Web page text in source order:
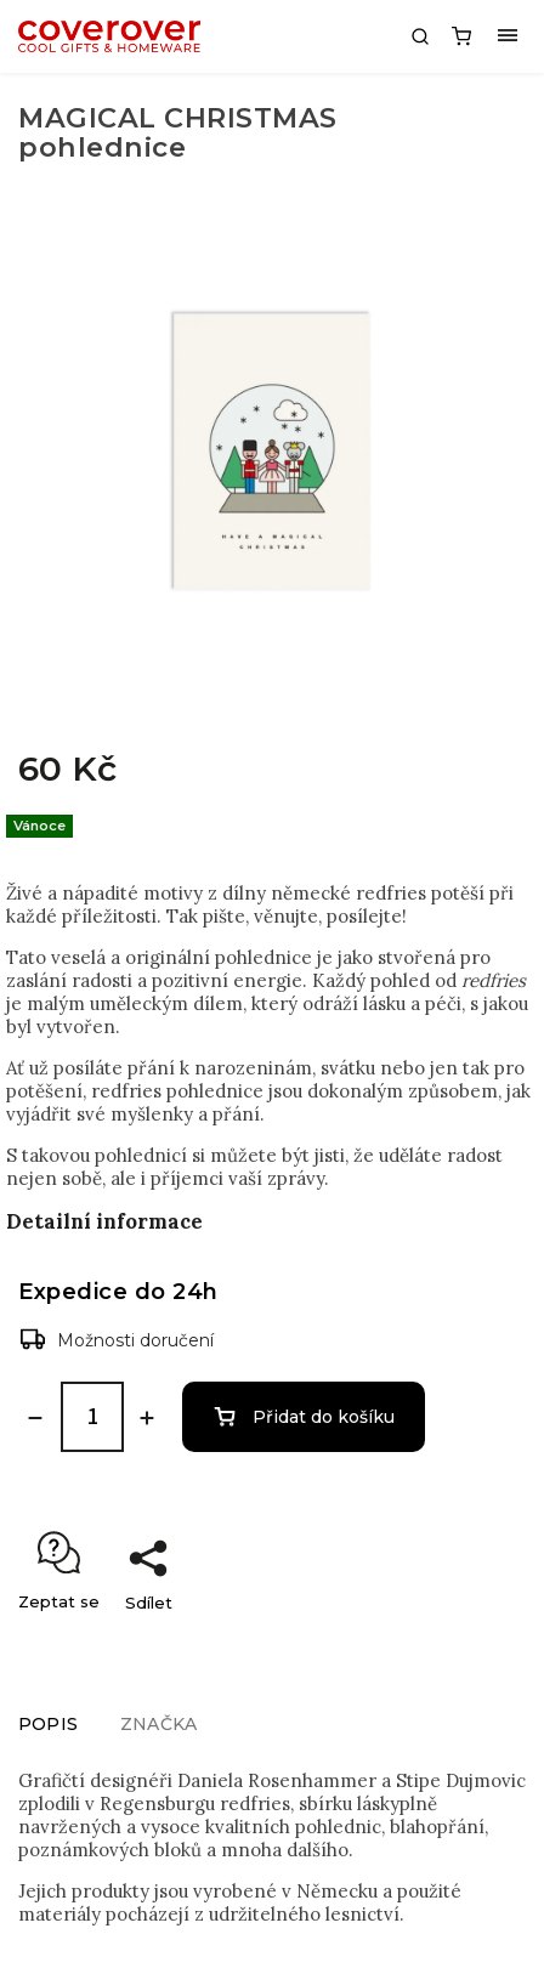
MAGICAL CHRISTMAS
pohlednice
60 Kč
Živé a nápadité motivy z dílny německé redfries potěší při
každé příležitosti. Tak pište, věnujte, posílejte!
Tato veselá a originální pohlednice je jako stvořená pro
zaslání radosti a pozitivní energie. Každý pohled od redfries
je malým uměleckým dílem, který odráží lásku a péči, s jakou
byl vytvořen.
Ať už posíláte přání k narozeninám, svátku nebo jen tak pro
potěšení, redfries pohlednice jsou dokonalým způsobem, jak
vyjádřit své myšlenky a přání.
S takovou pohlednicí si můžete být jisti, že uděláte radost
nejen sobě, ale i příjemci vaší zprávy.
Detailní informace
Vánoce
Expedice do 24h
Možnosti doručení
Přidat do košíku
Zeptat se Sdílet
POPIS ZNAČKA
Grafičtí designéři Daniela Rosenhammer a Stipe Dujmovic
zplodili v Regensburgu redfries, sbírku láskyplně
navržených a vysoce kvalitních pohlednic, blahopřání,
poznámkových bloků a mnoha dalšího.
Jejich produkty jsou vyrobené v Německu a použité
materiály pocházejí z udržitelného lesnictví.